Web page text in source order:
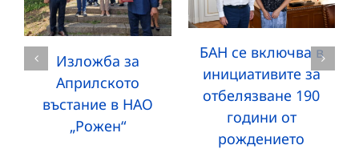
Изложба за
Априлското
въстание в НАО
„Рожен“
БАН се включва в
инициативите за
отбелязване 190
години от
рождението